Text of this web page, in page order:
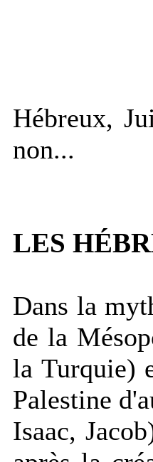
Hébreux,
non...
LES
Dans la
de la
la Turquie)
Palestine
Isaac,